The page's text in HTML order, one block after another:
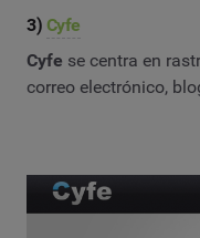
3) Cyfe
Cyfe se centra en
correo electrónico,